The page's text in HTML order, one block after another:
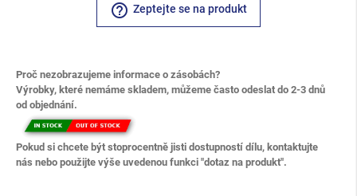
help_outline Zeptejte se na produkt
Proč nezobrazujeme informace o zásobách?
Výrobky, které nemáme skladem, můžeme často odeslat do 2-3 dnů
od objednání.
Pokud si chcete být stoprocentně jisti dostupností dílu, kontaktujte
nás nebo použijte výše uvedenou funkci "dotaz na produkt".